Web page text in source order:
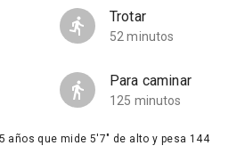
Trotar
52 minutos
Para caminar
125 minutos
años que mide 5'7" de alto y pesa 144